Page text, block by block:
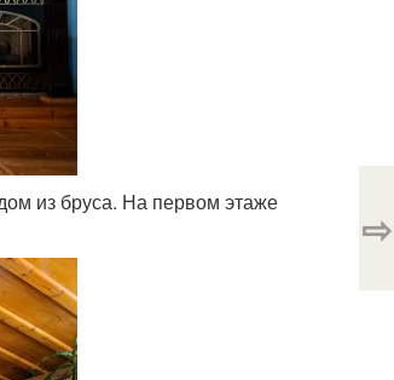
из бруса. На первом этаже
⇨